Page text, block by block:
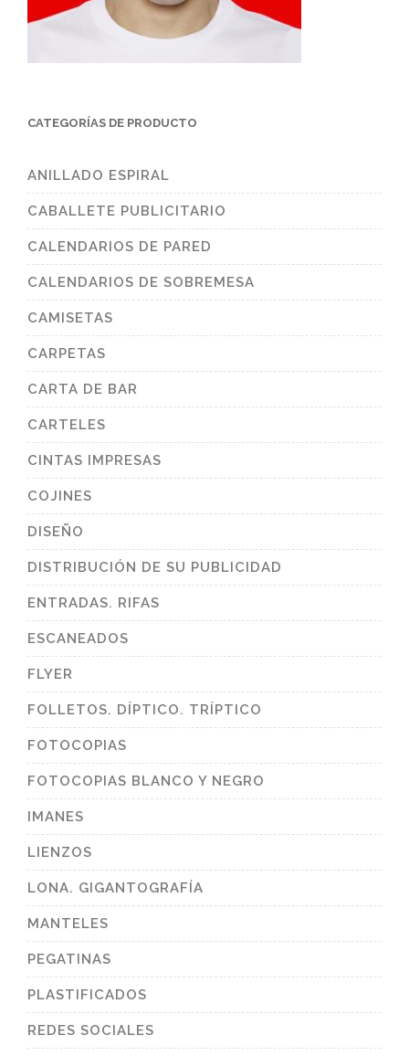
CATEGORÍAS DE PRODUCTO
ANILLADO ESPIRAL
CABALLETE PUBLICITARIO
CALENDARIOS DE PARED
CALENDARIOS DE SOBREMESA
CAMISETAS
CARPETAS
CARTA DE BAR
CARTELES
CINTAS IMPRESAS
COJINES
DISEÑO
DISTRIBUCIÓN DE SU PUBLICIDAD
ENTRADAS. RIFAS
ESCANEADOS
FLYER
FOLLETOS. DÍPTICO. TRÍPTICO
FOTOCOPIAS
FOTOCOPIAS BLANCO Y NEGRO
IMANES
LIENZOS
LONA. GIGANTOGRAFÍA
MANTELES
PEGATINAS
PLASTIFICADOS
REDES SOCIALES